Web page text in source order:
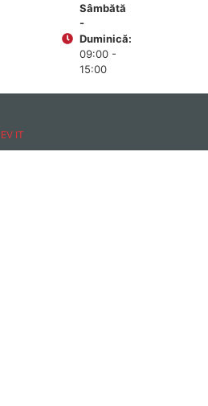
Sâmbătă
-
Duminică:
09:00 -
15:00
IT